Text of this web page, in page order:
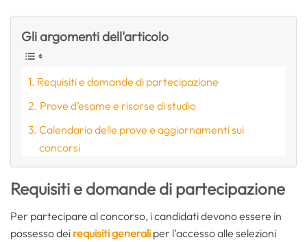
Gli argomenti dell'articolo
Requisiti e domande di partecipazione
Prove d’esame e risorse di studio
Calendario delle prove e aggiornamenti sui
concorsi
Requisiti e domande di partecipazione
Per partecipare al concorso, i candidati devono essere in
possesso dei requisiti generali per l’accesso alle selezioni